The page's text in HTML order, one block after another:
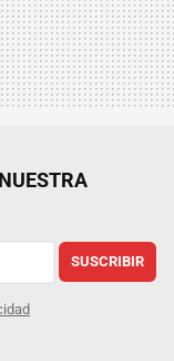
SUSCRIBIR